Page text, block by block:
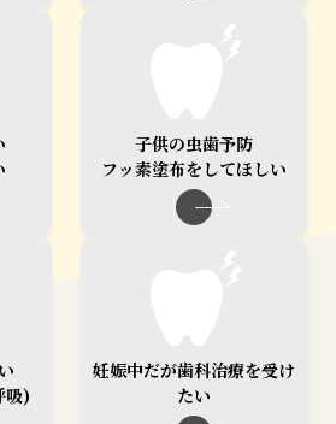
子供の虫歯予防
フッ素塗布をしてほしい
吸)
妊娠中だが歯科治療を受け
たい